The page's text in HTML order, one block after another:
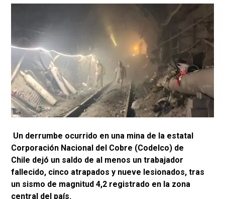
Un derrumbe ocurrido en una mina de la estatal
Corporación Nacional del Cobre (Codelco) de
Chile dejó un saldo de al menos un trabajador
fallecido, cinco atrapados y nueve lesionados, tras
un sismo de magnitud 4,2 registrado en la zona
central del país.